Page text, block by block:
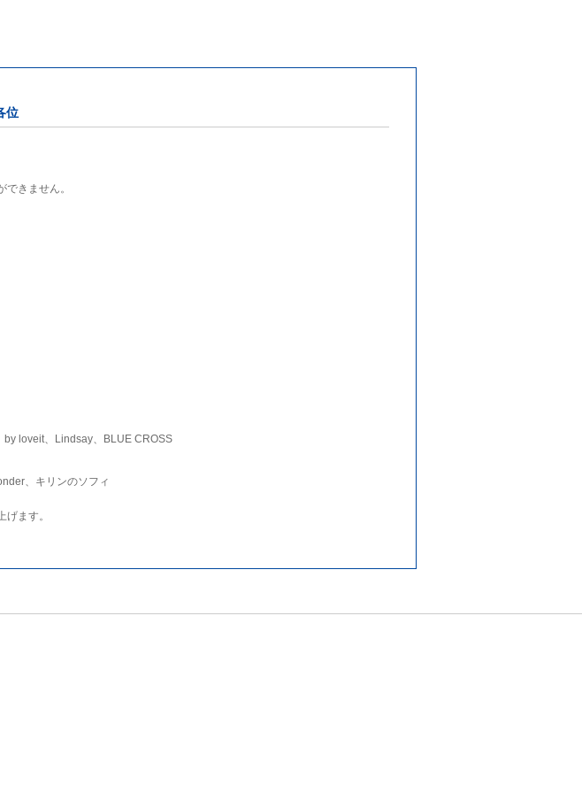
位
きません。
loveit、Lindsay、BLUE CROSS
、キリンのソフィ
ます。